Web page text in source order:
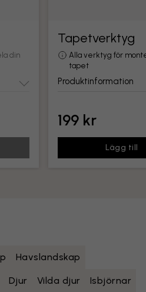
din
Tapetverktyg
Alla verktyg för
tapet
Produktinformation
199 kr
Lägg till
Havslandskap
Djur Vilda djur Isbjörnar